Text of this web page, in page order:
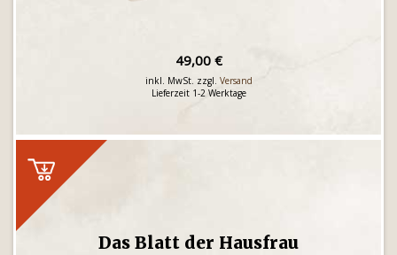
49,00 €
inkl. MwSt. zzgl. Versand
Lieferzeit 1-2 Werktage
Das Blatt der Hausfrau